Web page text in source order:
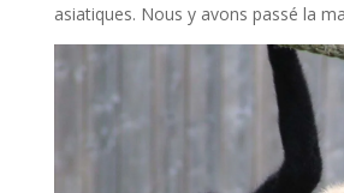
asiatiques. Nous y avons passé la